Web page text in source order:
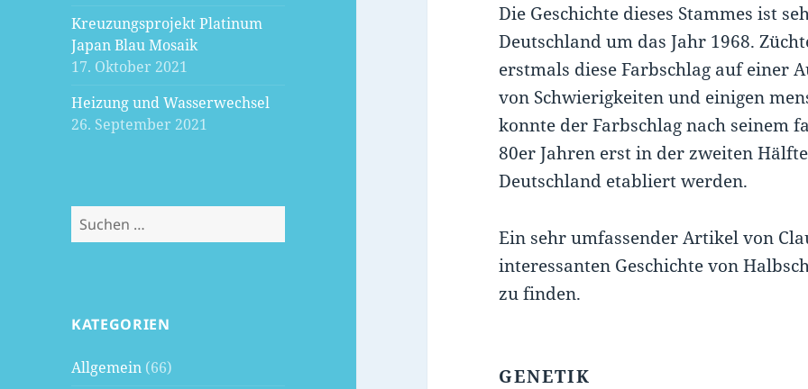
Kreuzungsprojekt Platinum
Japan Blau Mosaik
17. Oktober 2021
Heizung und Wasserwechsel
26. September 2021
Suchen
nach:
KATEGORIEN
Allgemein (66)
Die Geschichte dieses Stammes ist
Deutschland um das Jahr 1968.
erstmals diese Farbschlag auf einer
von Schwierigkeiten und einigen
konnte der Farbschlag nach seinem
80er Jahren erst in der zweiten
Deutschland etabliert werden.
Ein sehr umfassender Artikel von
interessanten Geschichte von
zu finden.
GENETIK